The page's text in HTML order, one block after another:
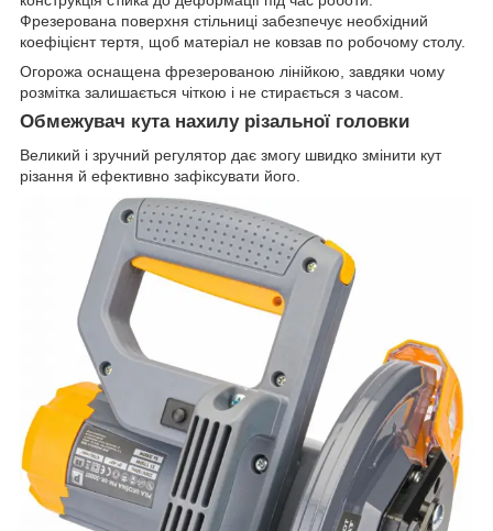
Фрезерована поверхня стільниці забезпечує необхідний
коефіцієнт тертя, щоб матеріал не ковзав по робочому столу.
Огорожа оснащена фрезерованою лінійкою, завдяки чому
розмітка залишається чіткою і не стирається з часом.
Обмежувач кута нахилу різальної головки
Великий і зручний регулятор дає змогу швидко змінити кут
різання й ефективно зафіксувати його.